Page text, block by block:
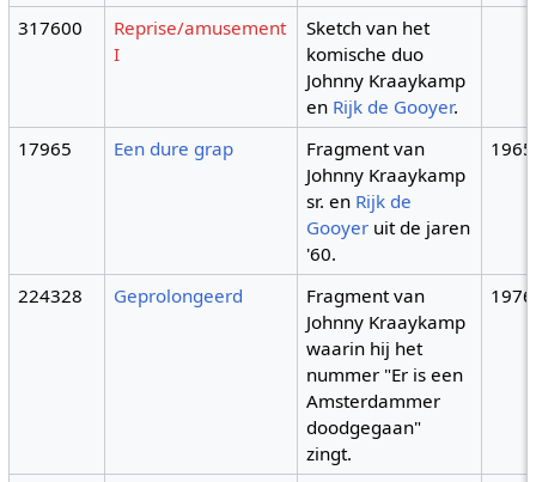
317600
Reprise/amusement
I
Sketch van het
komische duo
Johnny Kraaykamp
en Rijk de Gooyer.
17965
Een dure grap
Fragment van
Johnny Kraaykamp
sr. en Rijk de
Gooyer uit de jaren
'60.
1965
224328 Geprolongeerd
Fragment van
Johnny Kraaykamp
waarin hij het
nummer "Er is een
Amsterdammer
doodgegaan"
zingt.
1976